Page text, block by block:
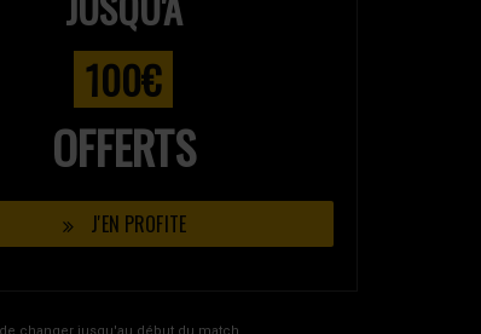
100€
OFFERTS
J'EN PROFITE
changer jusqu'au début du match.